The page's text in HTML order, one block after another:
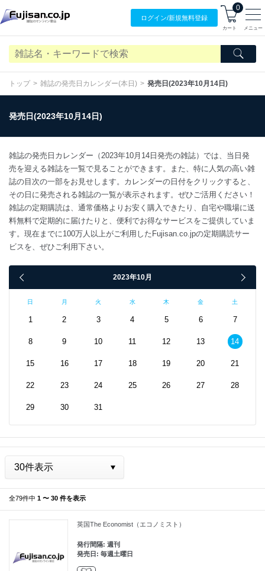
ログイン/新規無料登録
0
カート メニュー
トップ 雑誌の発売日カレンダー(本日) 発売日(2023年10月14日)
発売日(2023年10月14日)
雑誌の発売日カレンダー（2023年10月14日発売の雑誌）では、当日発
売を迎える雑誌を一覧で見ることができます。また、特に人気の高い雑
誌の目次の一部をお見せします。カレンダーの日付をクリックすると、
その日に発売される雑誌の一覧が表示されます。ぜひご活用ください！
雑誌の定期購読は、通常価格よりお安く購入できたり、自宅や職場に送
料無料で定期的に届けたりと、便利でお得なサービスをご提供していま
す。現在までに100万人以上がご利用したFujisan.co.jpの定期購読サー
ビスを、ぜひご利用下さい。
2023年10月
日 月 火 水 木 金 土
1 2 3 4 5 6 7
8 9 10 11 12 13 14
15 16 17 18 19 20 21
22 23 24 25 26 27 28
29 30 31
全79件中 1 〜 30 件を表示
英国The Economist（エコノミスト）
発行間隔: 週刊
発売日: 毎週土曜日